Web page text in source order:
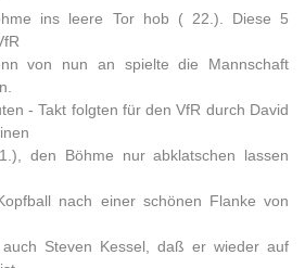
ins leere Tor hob ( 22.). Diese 5
von nun an spielte die Mannschaft
- Takt folgten für den VfR durch David
den Böhme nur abklatschen lassen
nach einer schönen Flanke von
auch Steven Kessel, daß er wieder auf